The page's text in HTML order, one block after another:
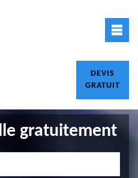
DEVIS
GRATUIT
gratuitement